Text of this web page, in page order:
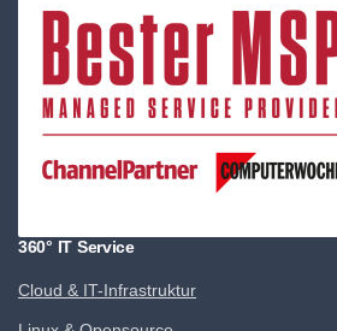
360° IT Service
Cloud & IT-Infrastruktur